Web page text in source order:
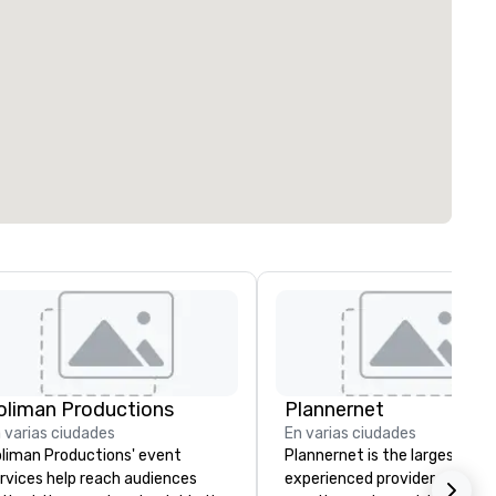
Productions
varias ciudades
Productions' event
help reach audiences
Plannernet
En varias ciudades
Plannernet is the largest,
experienced provider of